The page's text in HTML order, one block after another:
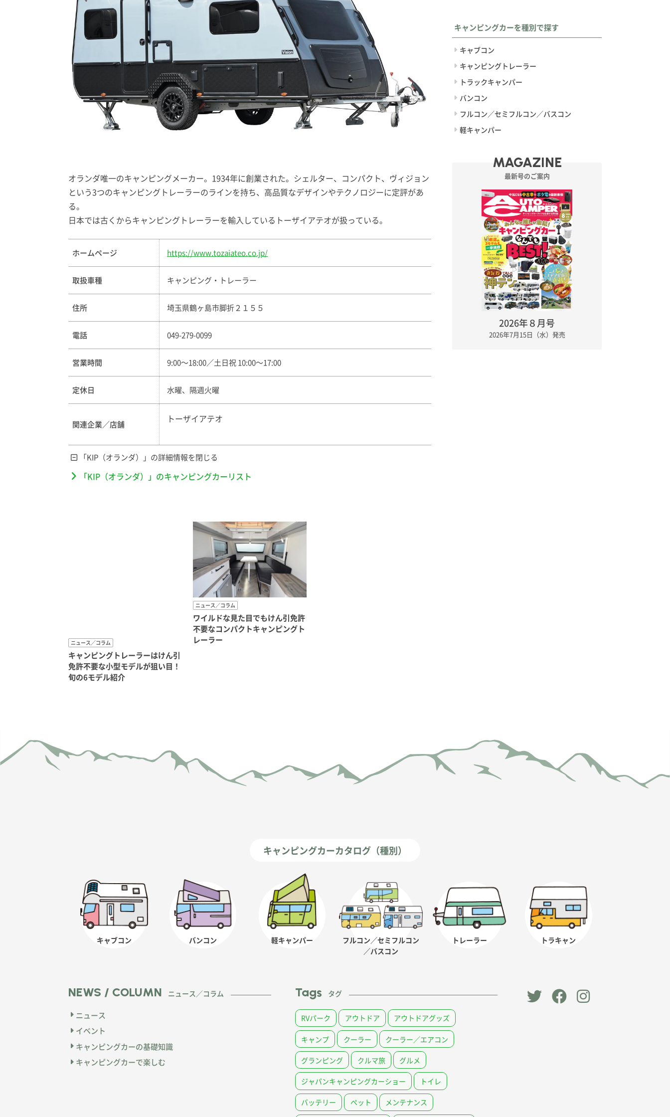
オランダ唯一のキャンピングメーカー。1934年に創業された。シェルター、コンパクト、ヴィジョン
という3つのキャンピングトレーラーのラインを持ち、高品質なデザインやテクノロジーに定評があ
る。
日本では古くからキャンピングトレーラーを輸入しているトーザイアテオが扱っている。
ホームページ https://www.tozaiateo.co.jp/
取扱車種 キャンピング・トレーラー
住所 埼玉県鶴ヶ島市脚折２１５５
電話 049-279-0099
営業時間 9:00〜18:00／土日祝 10:00〜17:00
定休日 水曜、隔週火曜
関連企業／店舗 トーザイアテオ
「KIP（オランダ）」の詳細情報を
「KIP（オランダ）」のキャンピングカーリスト
ニュース／コラム
キャンピングトレーラーはけん引
免許不要な小型モデルが狙い目！
旬の6モデル紹介
ニュース／コラム
ワイルドな見た目でもけん引免許
不要なコンパクトキャンピングト
レーラー
キャンピングカーを種別で探す
キャブコン
キャンピングトレーラー
トラックキャンパー
バンコン
フルコン／セミフルコン／バスコン
軽キャンパー
MAGAZINE
最新号のご案内
2026年８月号
2026年7月15日（水）発売
キャンピングカーカタログ（種別）
キャブコン バンコン 軽キャンパー
フルコン／セミフルコン
／バスコン
トレーラー トラキャン
NEWS / COLUMN ニュース／コラム
ニュース
イベント
キャンピングカーの基礎知識
キャンピングカーで楽しむ
Tags タグ
RVパーク アウトドア アウトドアグッズ
キャンプ クーラー クーラー／エアコン
グランピング クルマ旅 グルメ
ジャパンキャンピングカーショー トイレ
バッテリー ペット メンテナンス